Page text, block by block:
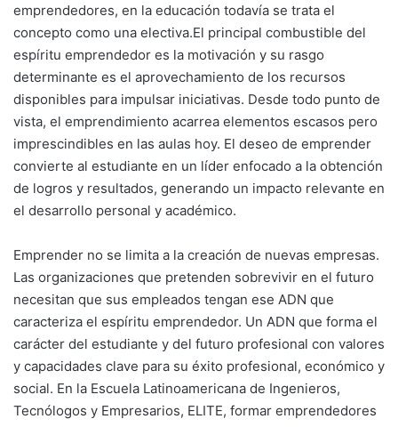
emprendedores, en la educación todavía se trata el
concepto como una electiva.El principal combustible del
espíritu emprendedor es la motivación y su rasgo
determinante es el aprovechamiento de los recursos
disponibles para impulsar iniciativas. Desde todo punto de
vista, el emprendimiento acarrea elementos escasos pero
imprescindibles en las aulas hoy. El deseo de emprender
convierte al estudiante en un líder enfocado a la obtención
de logros y resultados, generando un impacto relevante en
el desarrollo personal y académico.
Emprender no se limita a la creación de nuevas empresas.
Las organizaciones que pretenden sobrevivir en el futuro
necesitan que sus empleados tengan ese ADN que
caracteriza el espíritu emprendedor. Un ADN que forma el
carácter del estudiante y del futuro profesional con valores
y capacidades clave para su éxito profesional, económico y
social. En la Escuela Latinoamericana de Ingenieros,
Tecnólogos y Empresarios, ELITE, formar emprendedores